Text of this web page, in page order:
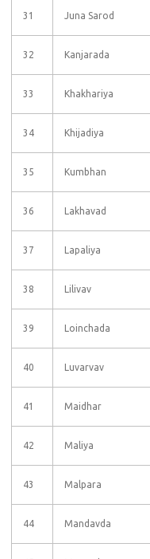
31 Juna Sarod
32 Kanjarada
33 Khakhariya
34 Khijadiya
35 Kumbhan
36 Lakhavad
37 Lapaliya
38 Lilivav
39 Loinchada
40 Luvarvav
41 Maidhar
42 Maliya
43 Malpara
44 Mandavda